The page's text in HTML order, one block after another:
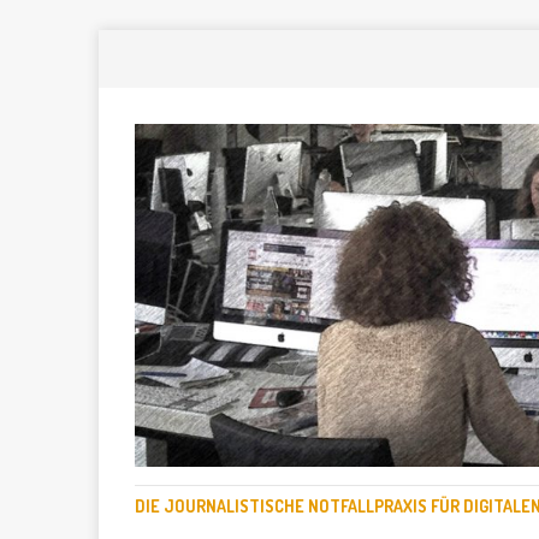
DIE JOURNALISTISCHE NOTFALLPRAXIS FÜR